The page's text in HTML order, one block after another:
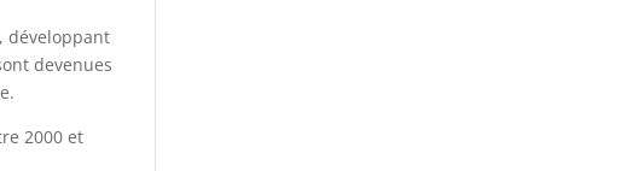
développant
devenues
2000 et